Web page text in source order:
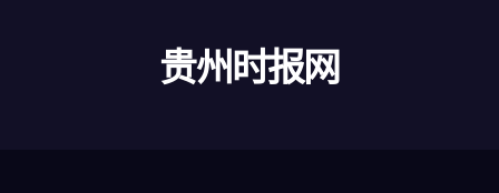
贵州时报网